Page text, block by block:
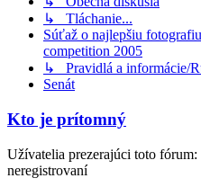
↳ Tláchanie...
Súťaž o najlepšiu
competition 2005
↳ Pravidlá a informácie/
Senát
Kto je prítomný
Užívatelia prezerajúci toto
neregistrovaní